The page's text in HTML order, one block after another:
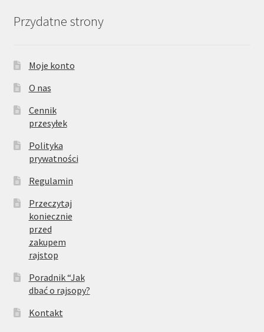
Przydatne strony
Moje konto
O nas
Cennik
przesyłek
Polityka
prywatności
Regulamin
Przeczytaj
koniecznie
przed
zakupem
rajstop
Poradnik “Jak
dbać o rajsopy?
Kontakt